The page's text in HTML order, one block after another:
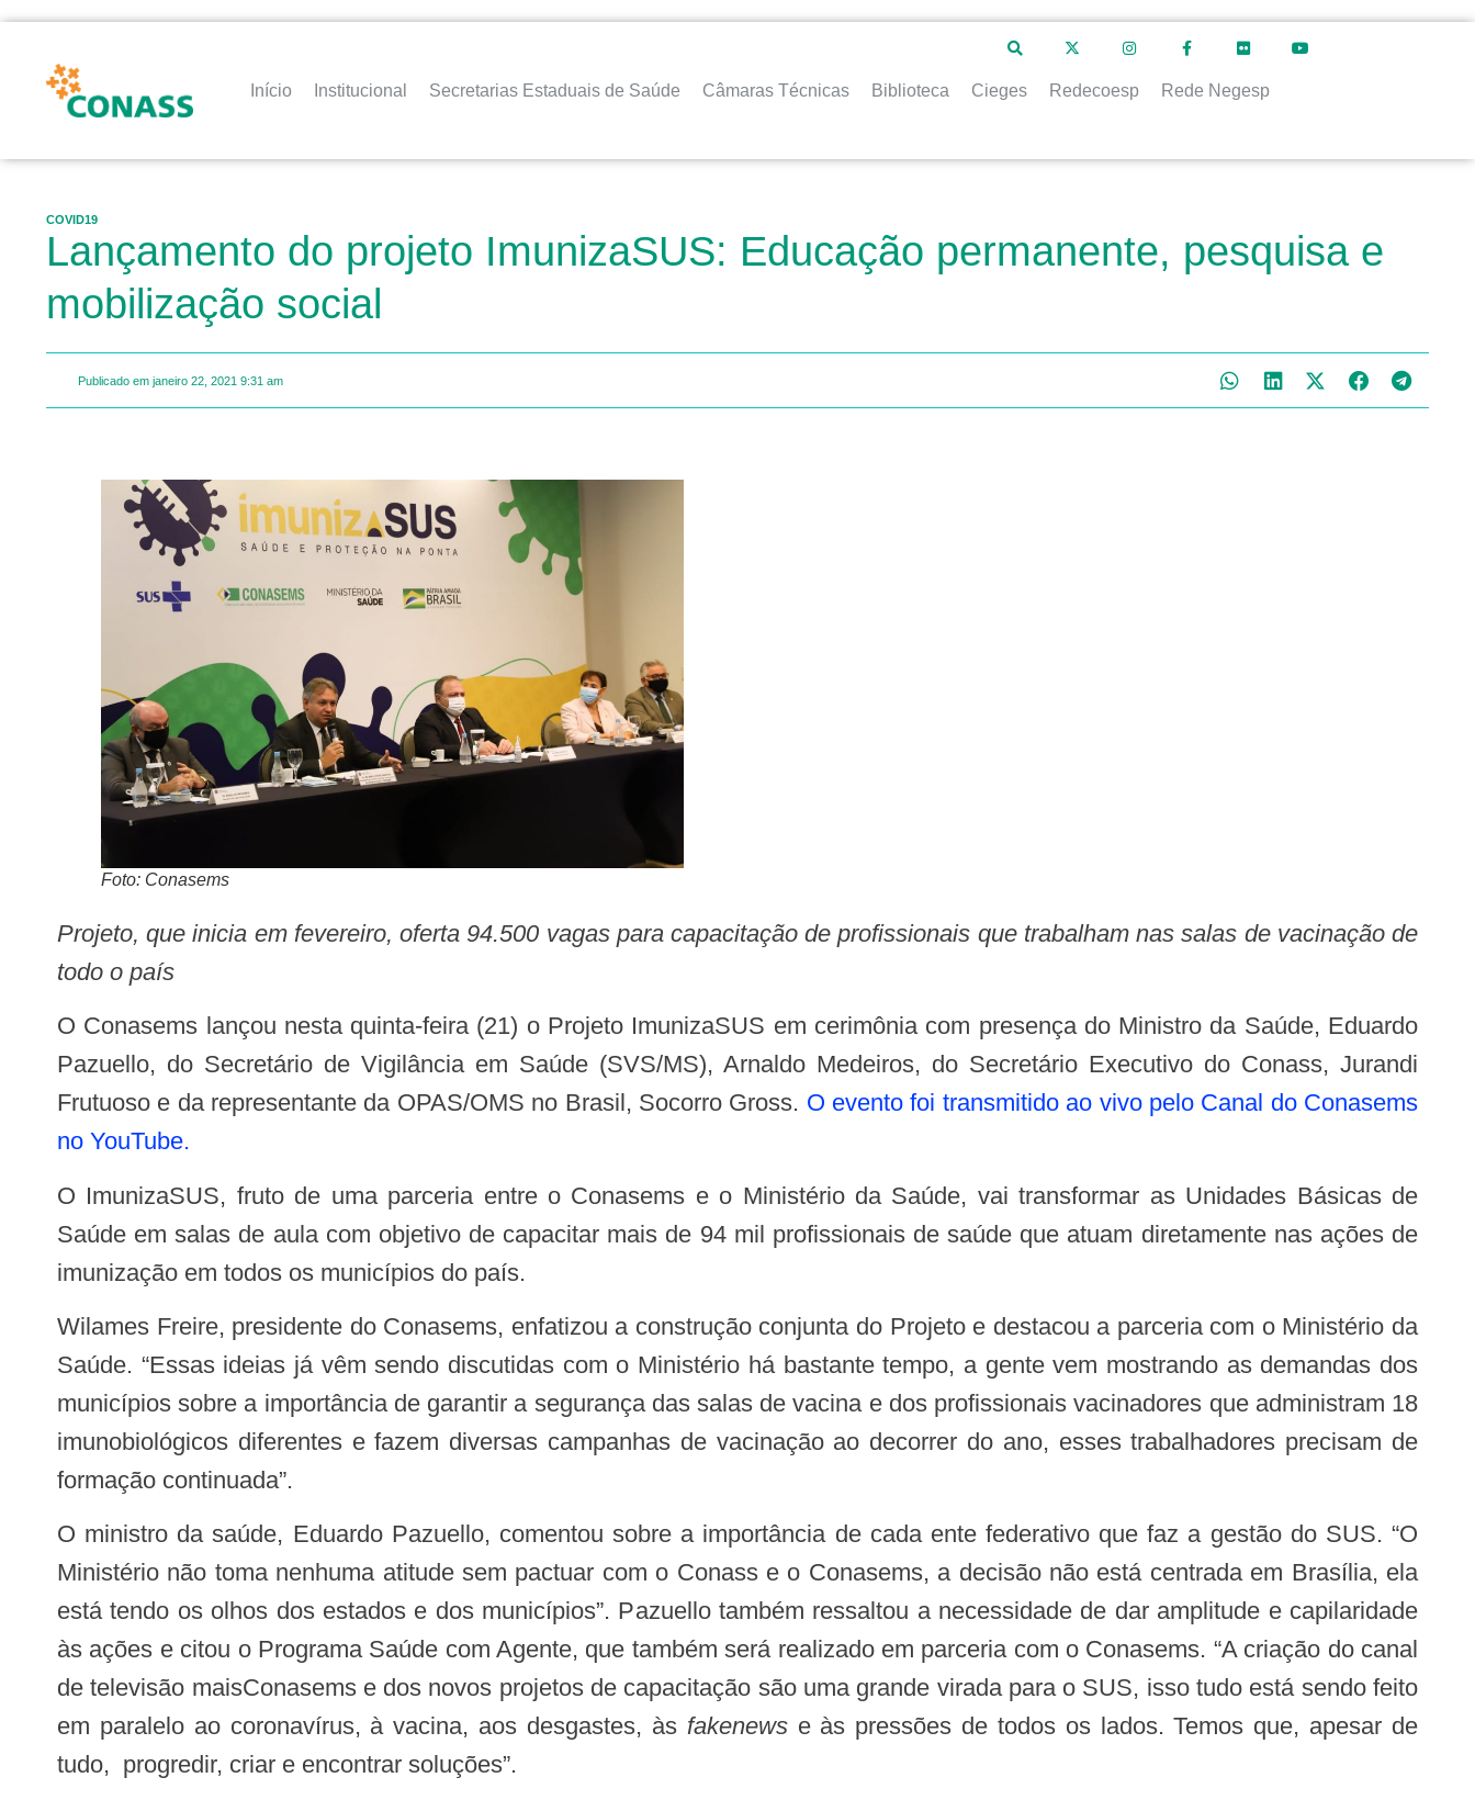
Início Institucional Secretarias Estaduais de Saúde Câmaras Técnicas Biblioteca Cieges Redecoesp Rede Negesp
COVID19
Lançamento do projeto ImunizaSUS: Educação permanente, pesquisa e
mobilização social
Publicado em janeiro 22, 2021 9:31 am
Foto: Conasems
Projeto, que inicia em fevereiro, oferta 94.500 vagas para capacitação de profissionais que trabalham nas salas de vacinação de
todo o país
O Conasems lançou nesta quinta-feira (21) o Projeto ImunizaSUS em cerimônia com presença do Ministro da Saúde, Eduardo
Pazuello, do Secretário de Vigilância em Saúde (SVS/MS), Arnaldo Medeiros, do Secretário Executivo do Conass, Jurandi
Frutuoso e da representante da OPAS/OMS no Brasil, Socorro Gross. O evento foi transmitido ao vivo pelo Canal do Conasems
no YouTube.
O ImunizaSUS, fruto de uma parceria entre o Conasems e o Ministério da Saúde, vai transformar as Unidades Básicas de
Saúde em salas de aula com objetivo de capacitar mais de 94 mil profissionais de saúde que atuam diretamente nas ações de
imunização em todos os municípios do país.
Wilames Freire, presidente do Conasems, enfatizou a construção conjunta do Projeto e destacou a parceria com o Ministério da
Saúde. “Essas ideias já vêm sendo discutidas com o Ministério há bastante tempo, a gente vem mostrando as demandas dos
municípios sobre a importância de garantir a segurança das salas de vacina e dos profissionais vacinadores que administram 18
imunobiológicos diferentes e fazem diversas campanhas de vacinação ao decorrer do ano, esses trabalhadores precisam de
formação continuada”.
O ministro da saúde, Eduardo Pazuello, comentou sobre a importância de cada ente federativo que faz a gestão do SUS. “O
Ministério não toma nenhuma atitude sem pactuar com o Conass e o Conasems, a decisão não está centrada em Brasília, ela
está tendo os olhos dos estados e dos municípios”. Pazuello também ressaltou a necessidade de dar amplitude e capilaridade
às ações e citou o Programa Saúde com Agente, que também será realizado em parceria com o Conasems. “A criação do canal
de televisão maisConasems e dos novos projetos de capacitação são uma grande virada para o SUS, isso tudo está sendo feito
em paralelo ao coronavírus, à vacina, aos desgastes, às fakenewse às pressões de todos os lados. Temos que, apesar de
tudo, progredir, criar e encontrar soluções”.